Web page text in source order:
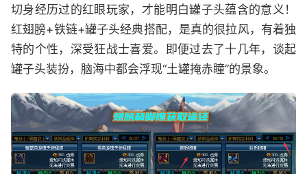
切身经历过的红眼玩家，才能明白罐子头蕴含的意义！
红翅膀+铁链+罐子头经典搭配，是真的很拉风，有着独
特的个性，深受狂战士喜爱。即便过去了十几年，谈起
罐子头装扮，脑海中都会浮现“土罐掩赤瞳”的景象。